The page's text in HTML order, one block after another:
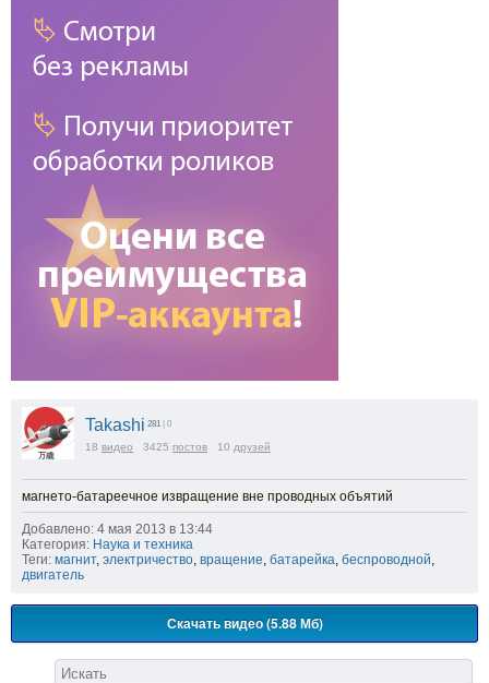
Takashi 281 | 0
18 видео 3425 постов 10 друзей
магнето-батареечное извращение вне проводных объятий
Добавлено: 4 мая 2013 в 13:44
Категория: Наука и техника
Теги: магнит, электричество, вращение, батарейка, беспроводной,
двигатель
Скачать видео (5.88 Мб)